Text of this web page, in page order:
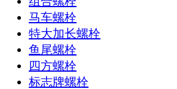
马车螺栓
特大加长螺栓
鱼尾螺栓
四方螺栓
标志牌螺栓